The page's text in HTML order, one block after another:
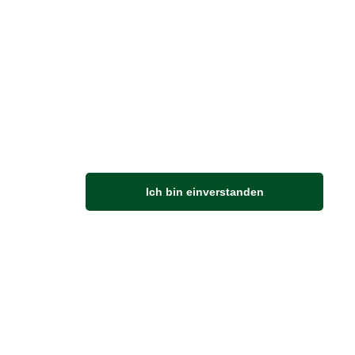
Ich bin einverstanden